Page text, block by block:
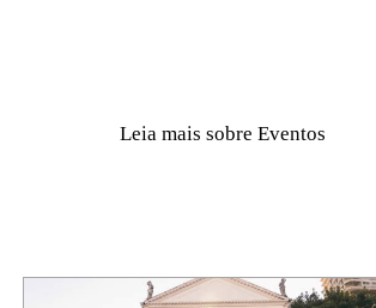
Leia mais sobre Eventos